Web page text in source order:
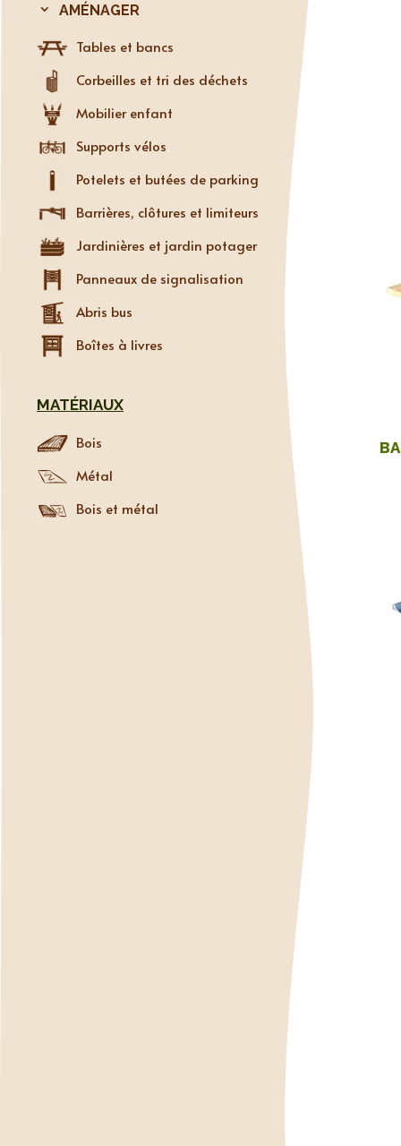
AMÉNAGER
Tables et bancs
Corbeilles et tri des déchets
Mobilier enfant
Supports vélos
Potelets et butées de parking
Barrières, clôtures et limiteurs
Jardinières et jardin potager
Panneaux de signalisation
Abris bus
Boîtes à livres
MATÉRIAUX
Bois
Métal
Bois et métal